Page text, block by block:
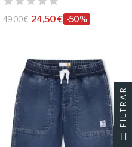
49,00 € 24,50 € -50%
FILTRAR